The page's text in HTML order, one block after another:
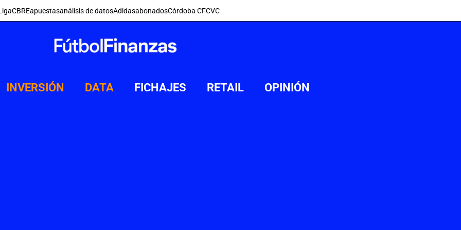
CBREapuestasanálisis de datosAdidasabonadosCórdoba CFCVC
INVERSIÓN DATA FICHAJES RETAIL OPINIÓN